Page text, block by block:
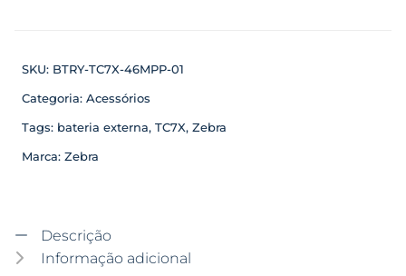
SKU: BTRY-TC7X-46MPP-01
Categoria: Acessórios
Tags: bateria externa, TC7X, Zebra
Marca: Zebra
Descrição
Informação adicional